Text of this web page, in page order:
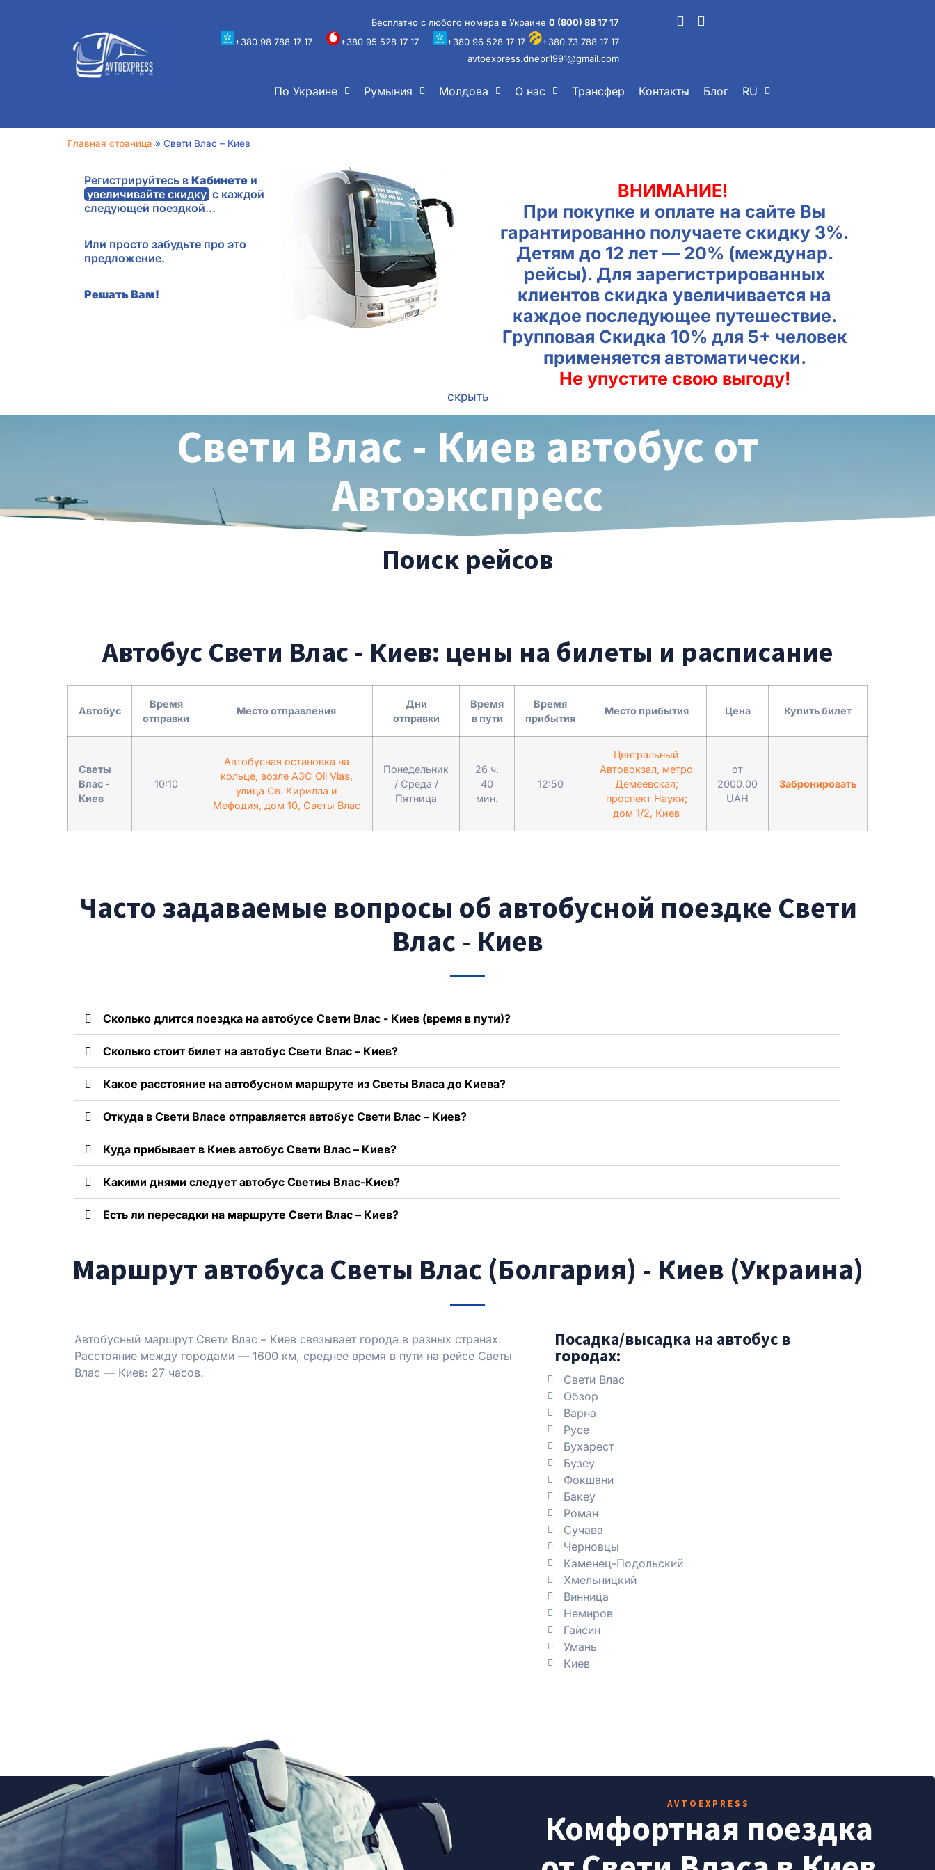
Бесплатно с любого номера в Украине 0 (800) 88 17 17
+380 98 788 17 17
+380 95 528 17 17 +380 96 528 17 17
+380 73 788 17 17
avtoexpress.dnepr1991@gmail.com
По Украине Румыния Молдова О нас Трансфер Контакты Блог RU
Главная страница » Свети Влас – Киев
Регистрируйтесь вКабинете и
увеличивайте скидку с каждой
следующей поездкой…
Или просто забудьте про это
предложение.
Решать Вам!
ВНИМАНИЕ!
При покупке и оплате на сайте Вы
гарантированно получаете скидку 3%.
Детям до 12 лет — 20% (междунар.
рейсы). Для зарегистрированных
клиентов скидка увеличивается на
каждое последующее путешествие.
Групповая Скидка 10% для 5+ человек
применяется автоматически.
Не упустите свою выгоду!
скрыть
Свети Влас - Киев автобус от
Автоэкспресс
Поиск рейсов
Автобус Свети Влас - Киев: цены на билеты и расписание
Автобус
Время
отправки
Место отправления
Дни
отправки
Время
в пути
Время
прибытия
Место прибытия Цена Купить билет
Светы
Влас -
Киев
10:10
Автобусная остановка на
кольце, возле АЗС Oil Vlas,
улица Св. Кирилла и
Мефодия, дом 10, Светы Влас
Понедельник
/ Среда /
Пятница
26 ч.
40
мин.
12:50
Центральный
Автовокзал, метро
Демеевская;
проспект Науки;
дом 1/2, Киев
от
2000.00
UAH
Забронировать
Часто задаваемые вопросы об автобусной поездке Свети
Влас - Киев
Сколько длится поездка на автобусе Свети Влас - Киев (время в пути)?
Сколько стоит билет на автобус Свети Влас – Киев?
Какое расстояние на автобусном маршруте из Светы Власа до Киева?
Откуда в Свети Власе отправляется автобус Свети Влас – Киев?
Куда прибывает в Киев автобус Свети Влас – Киев?
Какими днями следует автобус Светиы Влас-Киев?
Есть ли пересадки на маршруте Свети Влас – Киев?
Маршрут автобуса Светы Влас (Болгария) - Киев (Украина)
Автобусный маршрут Свети Влас – Киев связывает города в разных странах.
Расстояние между городами — 1600 км, среднее время в пути на рейсе Светы
Влас — Киев: 27 часов.
Посадка/высадка на автобус в
городах:
Свети Влас
Обзор
Варна
Русе
Бухарест
Бузеу
Фокшани
Бакеу
Роман
Сучава
Черновцы
Каменец-Подольский
Хмельницкий
Винница
Немиров
Гайсин
Умань
Киев
AVTOEXPRESS
Комфортная поездка